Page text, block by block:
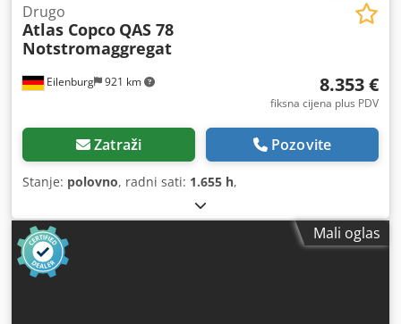
Eilenburg 921 km
Drugo
Atlas Copco QAS 78
Notstromaggregat
8.353 €
fiksna cijena plus PDV
Zatraži Pozovite
Stanje: polovno, radni sati: 1.655 h,
Mali oglas